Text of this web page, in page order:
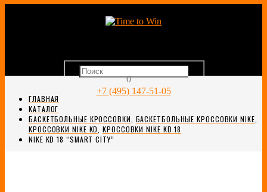
0
+7 (495) 147-51-05
ГЛАВНАЯ
КАТАЛОГ
БАСКЕТБОЛЬНЫЕ КРОССОВКИ БАСКЕТБОЛЬНЫЕ КРОССОВКИ NIKE
КРОССОВКИ NIKE KD ,КРОССОВКИ NIKE KD 18
NIKE KD 18 “SMART CITY”